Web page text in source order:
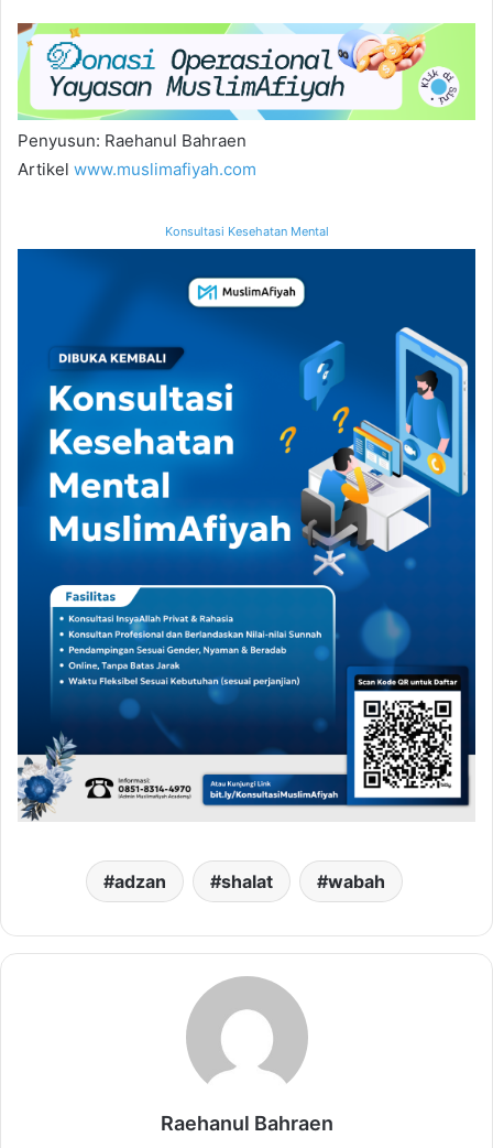
Penyusun: Raehanul Bahraen
Artikel www.muslimafiyah.com
Konsultasi Kesehatan Mental
adzan shalat wabah
Raehanul Bahraen